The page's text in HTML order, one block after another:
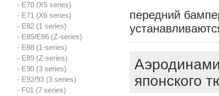
- E70 (X5 series)
- E71 (X6 series)
- E82 (1 series)
- E85/E86 (Z-series)
- E88 (1-series)
- E89 (Z-series)
- E90 (3 series)
- E92/93 (3 series)
- F01 (7 series)
передний
японского